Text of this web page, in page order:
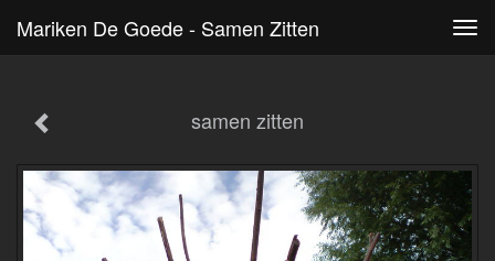
Mariken De Goede - Samen Zitten
samen zitten